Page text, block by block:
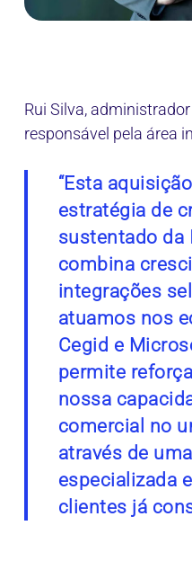
Rui Silva,
responsável pela área
“Esta
estratégia de
sustentado da
combina
integrações
atuamos nos
Cegid e
permite
nossa
comercial no
através de
especializada
clientes já